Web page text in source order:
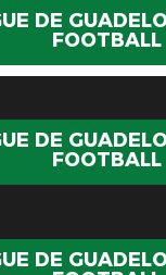
DE
FOOTBALL